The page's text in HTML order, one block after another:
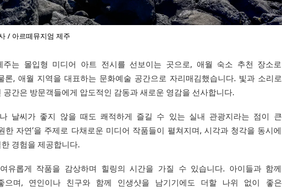
/ 아르떼뮤지엄 제주
주는 몰입형 미디어 아트 전시를 선보이는 곳으로, 애월 숙소 추천 장소로
론, 애월 지역을 대표하는 문화예술 공간으로 자리매김했습니다. 빛과 소리로
공간은 방문객들에게 압도적인 감동과 새로운 영감을 선사합니다.
날씨가 좋지 않을 때도 쾌적하게 즐길 수 있는 실내 관광지라는 점이 큰
한 자연’을 주제로 다채로운 미디어 작품들이 펼쳐지며, 시각과 청각을 동시에
경험을 제공합니다.
유롭게 작품을 감상하며 힐링의 시간을 가질 수 있습니다. 아이들과 함께
으며, 연인이나 친구와 함께 인생샷을 남기기에도 더할 나위 없이 좋은